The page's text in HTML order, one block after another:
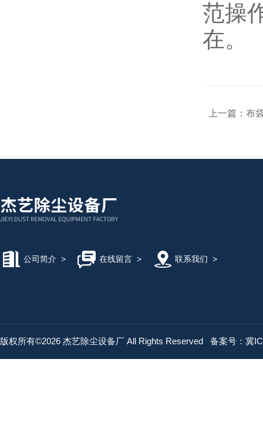
范操
在。
上一篇： 布
公司简介 > 在线留言> 联系我们 >
版权所有©2026 杰艺除尘设备厂 All Rights Reserved 备案号：冀